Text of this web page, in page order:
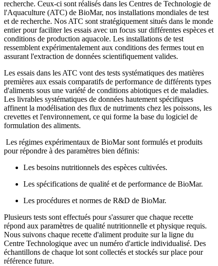
recherche. Ceux-ci sont réalisés dans les Centres de Technologie de
l'Aquaculture (ATC) de BioMar, nos installations mondiales de test
et de recherche. Nos ATC sont stratégiquement situés dans le monde
entier pour faciliter les essais avec un focus sur différentes espèces et
conditions de production aquacole. Les installations de test
ressemblent expérimentalement aux conditions des fermes tout en
assurant l'extraction de données scientifiquement valides.
Les essais dans les ATC vont des tests systématiques des matières
premières aux essais comparatifs de performance de différents types
d'aliments sous une variété de conditions abiotiques et de maladies.
Les livrables systématiques de données hautement spécifiques
affinent la modélisation des flux de nutriments chez les poissons, les
crevettes et l'environnement, ce qui forme la base du logiciel de
formulation des aliments.
Les régimes expérimentaux de BioMar sont formulés et produits
pour répondre à des paramètres bien définis:
Les besoins nutritionnels des espèces cultivées.
Les spécifications de qualité et de performance de BioMar.
Les procédures et normes de R&D de BioMar.
Plusieurs tests sont effectués pour s'assurer que chaque recette
répond aux paramètres de qualité nutritionnelle et physique requis.
Nous suivons chaque recette d'aliment produite sur la ligne du
Centre Technologique avec un numéro d'article individualisé. Des
échantillons de chaque lot sont collectés et stockés sur place pour
référence future.